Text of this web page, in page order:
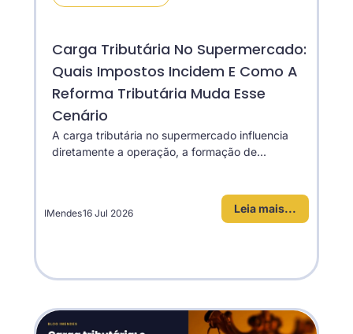
Carga Tributária No Supermercado:
Quais Impostos Incidem E Como A
Reforma Tributária Muda Esse
Cenário
A carga tributária no supermercado influencia
diretamente a operação, a formação de...
Leia mais...
IMendes16 Jul 2026